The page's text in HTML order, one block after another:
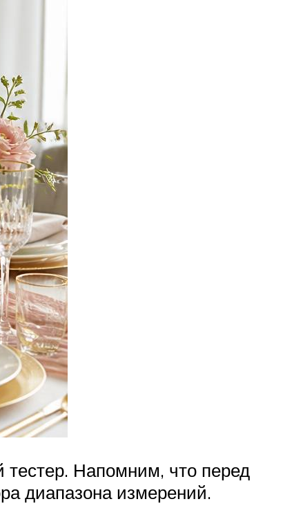
тестер. Напомним, что перед
диапазона измерений.